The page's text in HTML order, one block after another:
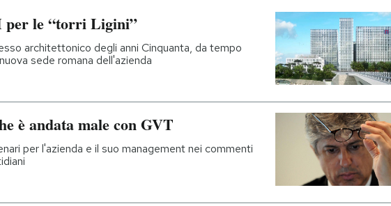
2026
le “torri Ligini”
architettonico degli anni Cinquanta, da tempo
sede romana dell'azienda
è andata male con GVT
per l'azienda e il suo management nei commenti